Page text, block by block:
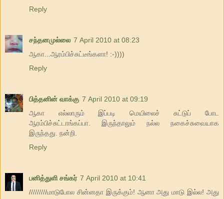
Reply
சந்தனமுல்லை 7 April 2010 at 08:23
ஆகா...ஆரம்பிச்சுட்டீங்களா! :-))))
Reply
பித்தனின் வாக்கு 7 April 2010 at 09:19
ஆகா எல்லாரும் இப்படி மெயிலைச் சுட்டுப் போட
ஆரம்பிச்சுட்டாங்கப்பா. இருந்தாலும் நல்ல நகைச்சுவையாக
இருந்தது. நன்றி.
Reply
பனித்துளி சங்கர் 7 April 2010 at 10:41
/////////மாடுபோல சின்னதா இருக்கும்! ஆனா அது மாடு இல்ல! அது